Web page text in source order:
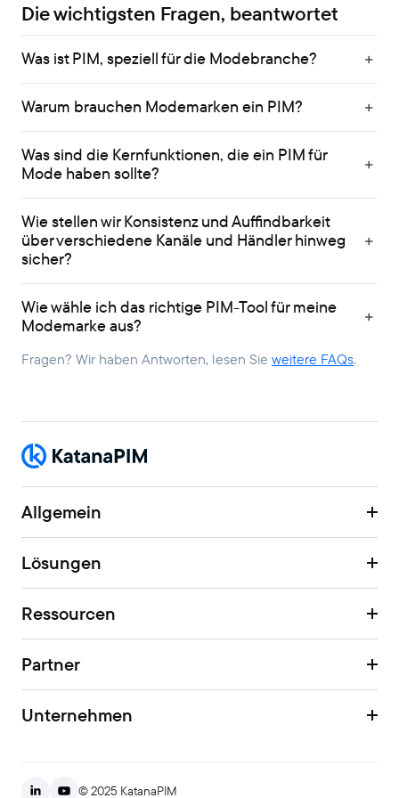
Die wichtigsten Fragen, beantwortet
Was ist PIM, speziell für die Modebranche?
Warum brauchen Modemarken ein PIM?
Was sind die Kernfunktionen, die ein PIM für
Mode haben sollte?
Wie stellen wir Konsistenz und Auffindbarkeit
über verschiedene Kanäle und Händler hinweg
sicher?
Wie wähle ich das richtige PIM-Tool für meine
Modemarke aus?
Fragen? Wir haben Antworten, lesen Sie weitere FAQs.
Allgemein
Lösungen
Ressourcen
Partner
Unternehmen
© 2025 KatanaPIM